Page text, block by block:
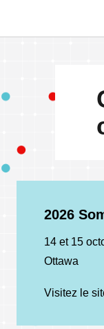
2026
14 et 15
Ottawa
Visitez le